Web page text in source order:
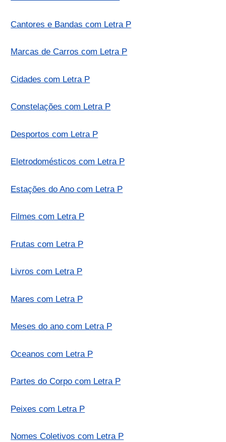
Cantores e Bandas com Letra P
Marcas de Carros com Letra P
Cidades com Letra P
Constelações com Letra P
Desportos com Letra P
Eletrodomésticos com Letra P
Estações do Ano com Letra P
Filmes com Letra P
Frutas com Letra P
Livros com Letra P
Mares com Letra P
Meses do ano com Letra P
Oceanos com Letra P
Partes do Corpo com Letra P
Peixes com Letra P
Nomes Coletivos com Letra P